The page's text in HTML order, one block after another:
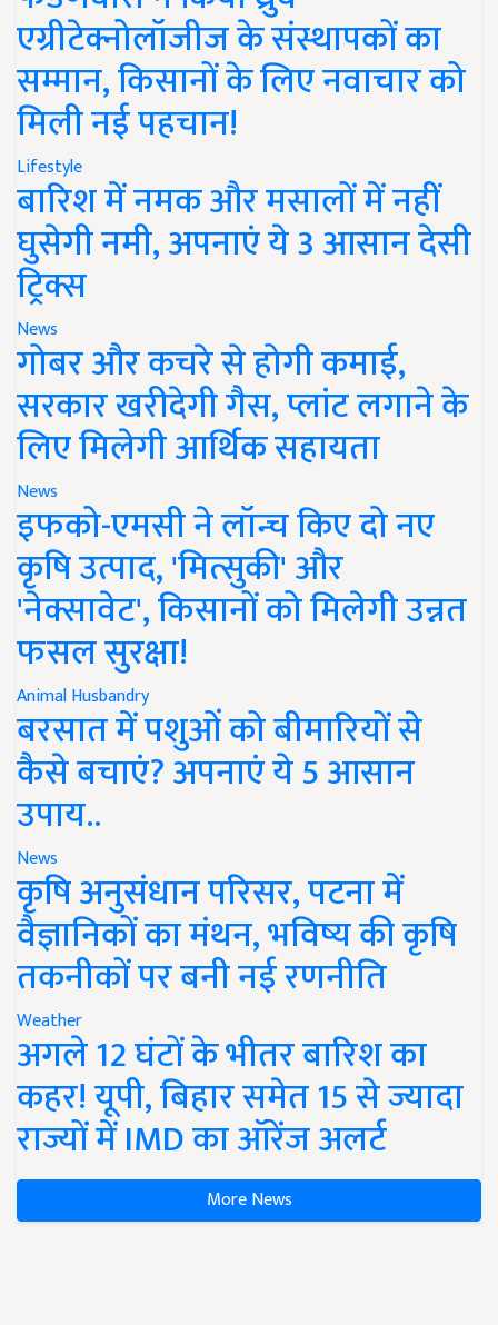
एग्रीटेक्नोलॉजीज के संस्थापकों का
सम्मान, किसानों के लिए नवाचार को
मिली नई पहचान!
Lifestyle
बारिश में नमक और मसालों में नहीं
घुसेगी नमी, अपनाएं ये 3 आसान देसी
ट्रिक्स
News
गोबर और कचरे से होगी कमाई,
सरकार खरीदेगी गैस, प्लांट लगाने के
लिए मिलेगी आर्थिक सहायता
News
इफको-एमसी ने लॉन्च किए दो नए
कृषि उत्पाद, 'मित्सुकी' और
'नेक्सावेट', किसानों को मिलेगी उन्नत
फसल सुरक्षा!
Animal Husbandry
बरसात में पशुओं को बीमारियों से
कैसे बचाएं? अपनाएं ये 5 आसान
उपाय..
News
कृषि अनुसंधान परिसर, पटना में
वैज्ञानिकों का मंथन, भविष्य की कृषि
तकनीकों पर बनी नई रणनीति
Weather
अगले 12 घंटों के भीतर बारिश का
कहर! यूपी, बिहार समेत 15 से ज्यादा
राज्यों में IMD का ऑरेंज अलर्ट
More News